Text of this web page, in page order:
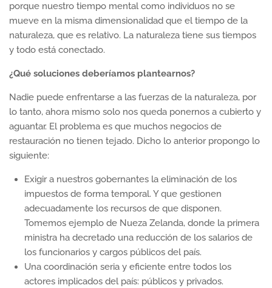
porque nuestro tiempo mental como individuos no se
mueve en la misma dimensionalidad que el tiempo de la
naturaleza, que es relativo. La naturaleza tiene sus tiempos
y todo está conectado.
¿Qué soluciones deberíamos plantearnos?
Nadie puede enfrentarse a las fuerzas de la naturaleza, por
lo tanto, ahora mismo solo nos queda ponernos a cubierto y
aguantar. El problema es que muchos negocios de
restauración no tienen tejado. Dicho lo anterior propongo lo
siguiente:
Exigir a nuestros gobernantes la eliminación de los
impuestos de forma temporal. Y que gestionen
adecuadamente los recursos de que disponen.
Tomemos ejemplo de Nueza Zelanda, donde la primera
ministra ha decretado una reducción de los salarios de
los funcionarios y cargos públicos del país.
Una coordinación seria y eficiente entre todos los
actores implicados del país: públicos y privados.